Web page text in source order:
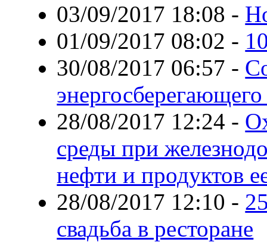
03/09/2017 18:08 -
01/09/2017 08:02 -
30/08/2017 06:57 -
28/08/2017 12:24 -
среды при
нефти и продуктов
28/08/2017 12:10 -
свадьба в ресторане